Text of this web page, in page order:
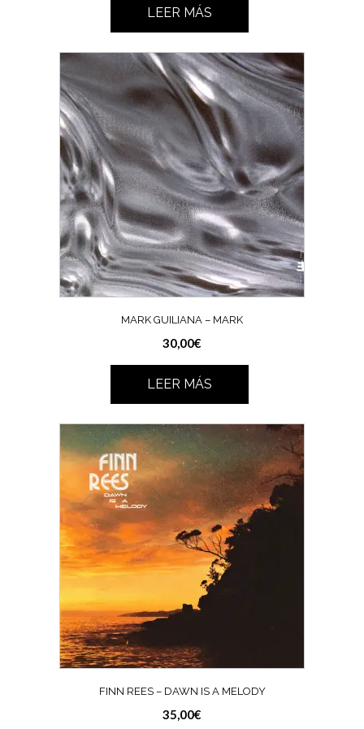
LEER MÁS
MARK GUILIANA – MARK
30,00€
LEER MÁS
FINN REES – DAWN IS A MELODY
35,00€